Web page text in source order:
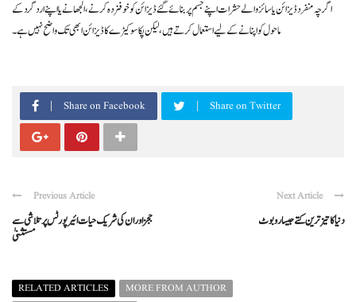
اگرچہ منفرد ڈیزائن یا سائز والے حشرات اپنے جسم پر بنائے گئے ڈیزائن کو خوفزدہ کرنے، الجھانے یا اپنے اردگرد کے
ماحول کو اپنانے کے لیے استعمال کرتے ہیں، لیکن پکاسو کیڑے کا ڈیزائن ابھی تک واضح نہیں ہے۔
Share on Facebook Share on Twitter
Previous Article
ججز اور ان کی شریک حیات ائیرپورٹس پر تلاشی سے
مستثنیٰ
Next Article
دنیا کا تیز ترین کتےجیسا روبوٹ
RELATED ARTICLES
MORE FROM AUTHOR